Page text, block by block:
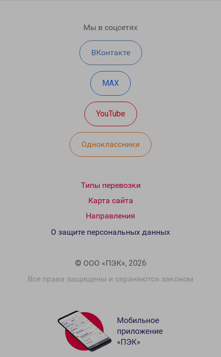
Мы в соцсетях
ВКонтакте
MAX
YouTube
Одноклассники
Типы перевозки
Карта сайта
Направления
© ООО «ПЭК», 2026
Все права защищены и охраняются законом
О защите персональных данных